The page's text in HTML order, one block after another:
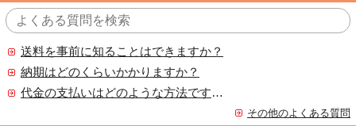
送料を事前に知ることはできますか？
納期はどのくらいかかりますか？
代金の支払いはどのような方法ですか？
その他のよくある質問